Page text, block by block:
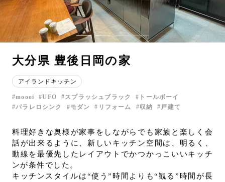
ジャーナルを読む
オンラインストア
カタログを見る
よくあるご質問
サポート
LANGUAGE : JP
EN CN
大分県 豊後日岡の家
アイランドキッチン
moooi UFO スプラッシュブラック
トールボーイ
パラレロシンク
モダン リフォーム 収納 戸建て
料理好きな奥様が家事をしながらでも家族と楽しく会
話が出来るように、新しいキッチン空間は、明るく、
動線を最優先したレイアウトでかつかっこいいキッチ
ンが条件でした。
キッチンスタイルは“使う”時間よりも“観る”時間が長